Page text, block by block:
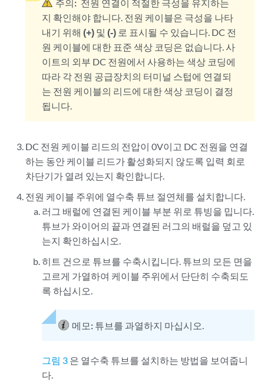
주의: 전원 연결이 적절한 극성을 유지하는
지 확인해야 합니다. 전원 케이블은 극성을 나타
내기 위해(+) 및(-) 로 표시될 수 있습니다. DC 전
원 케이블에 대한 표준 색상 코딩은 없습니다. 사
이트의 외부 DC 전원에서 사용하는 색상 코딩에
따라 각 전원 공급장치의 터미널 스텁에 연결되
는 전원 케이블의 리드에 대한 색상 코딩이 결정
됩니다.
DC 전원 케이블 리드의 전압이 0V이고 DC 전원을 연결
하는 동안 케이블 리드가 활성화되지 않도록 입력 회로
차단기가 열려 있는지 확인합니다.
전원 케이블 주위에 열수축 튜브 절연체를 설치합니다.
러그 배럴에 연결된 케이블 부분 위로 튜빙을 밉니다.
튜브가 와이어의 끝과 연결된 러그의 배럴을 덮고 있
는지 확인하십시오.
히트 건으로 튜브를 수축시킵니다. 튜브의 모든 면을
고르게 가열하여 케이블 주위에서 단단히 수축되도
록 하십시오.
메모: 튜브를 과열하지 마십시오.
그림 3은 열수축 튜브를 설치하는 방법을 보여줍니
다.